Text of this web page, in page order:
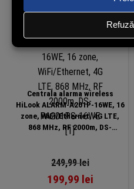
Centrala alarma wireless
HiLook ALARM-A201P-16WE, 16
zone, WiFi/Ethernet, 4G LTE,
868 MHz, RF 2000m, DS-
PA201PS-16WE
249,99lei
199,99 lei